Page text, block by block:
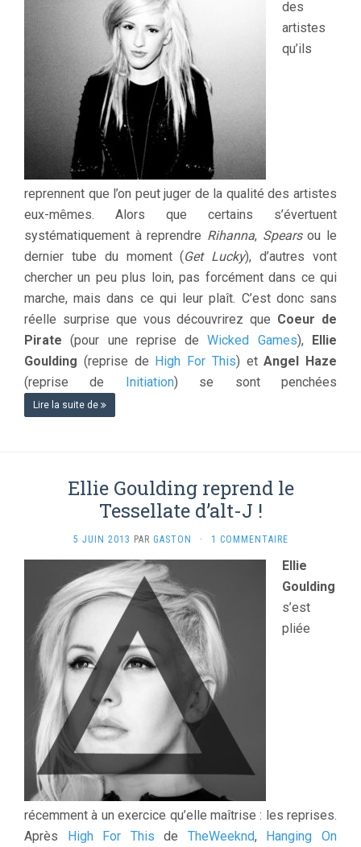
des
artistes
qu’ils
reprennent que l’on peut juger de la qualité des artistes
eux-mêmes. Alors que certains s’évertuent
systématiquement à reprendre Rihanna, Spearsou le
dernier tube du moment (Get Lucky), d’autres vont
chercher un peu plus loin, pas forcément dans ce qui
marche, mais dans ce qui leur plaît. C’est donc sans
réelle surprise que vous découvrirez que Coeur de
Pirate (pour une reprise deWicked Games), Ellie
Goulding (reprise de High For This) etAngel Haze
(reprise de Initiation) se sont penchées
Lire la suite de
Ellie Goulding reprend le
Tessellate d’alt-J !
5 JUIN 2013 PAR GASTON · 1 COMMENTAIRE
Ellie
Goulding
s’est
pliée
récemment à un exercice qu’elle maîtrise : les reprises.
Après High For This de TheWeeknd, Hanging On